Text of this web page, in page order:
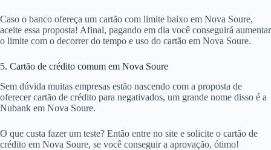
Caso o banco ofereça um cartão com limite baixo em Nova Soure,
aceite essa proposta! Afinal, pagando em dia você conseguirá aumentar
o limite com o decorrer do tempo e uso do cartão em Nova Soure.
5. Cartão de crédito comum em Nova Soure
Sem dúvida muitas empresas estão nascendo com a proposta de
oferecer cartão de crédito para negativados, um grande nome disso é a
Nubank em Nova Soure.
O que custa fazer um teste? Então entre no site e solicite o cartão de
crédito em Nova Soure, se você conseguir a aprovação, ótimo!